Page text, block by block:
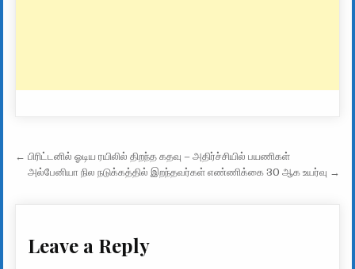
Post navigation
← பிரிட்டனில் ஓடிய ரயிலில் திறந்த கதவு – அதிர்ச்சியில் பயணிகள்
அல்பேனியா நில நடுக்கத்தில் இறந்தவர்கள் எண்ணிக்கை 30 ஆக உயர்வு →
Leave a Reply